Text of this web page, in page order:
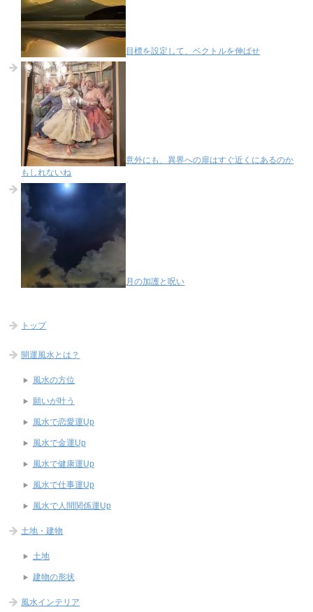
目標を設定して、ベクトルを伸ばせ
意外にも、異界への扉はすぐ近くにあるのか
もしれないね
月の加護と呪い
トップ
開運風水とは？
風水の方位
願いが叶う
風水で恋愛運Up
風水で金運Up
風水で健康運Up
風水で仕事運Up
風水で人間関係運Up
土地・建物
土地
建物の形状
風水インテリア